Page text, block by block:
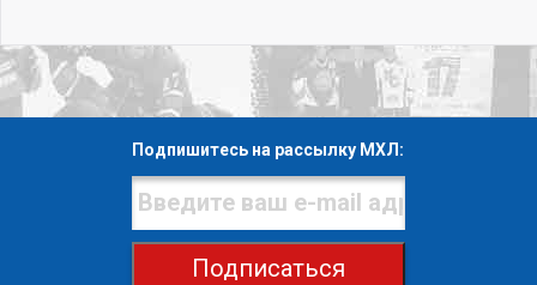
Подпишитесь на рассылку МХЛ:
Подписаться